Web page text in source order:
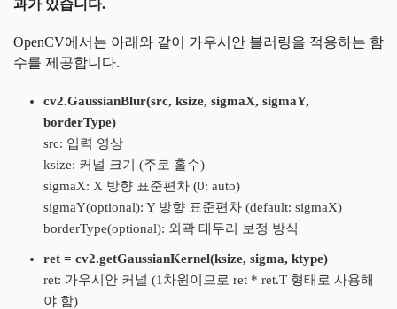
과가 있습니다.
OpenCV에서는 아래와 같이 가우시안 블러링을 적용하는 함
수를 제공합니다.
cv2.GaussianBlur(src, ksize, sigmaX, sigmaY,
borderType)
src: 입력 영상
ksize: 커널 크기 (주로 홀수)
sigmaX: X 방향 표준편차 (0: auto)
sigmaY(optional): Y 방향 표준편차 (default: sigmaX)
borderType(optional): 외곽 테두리 보정 방식
ret = cv2.getGaussianKernel(ksize, sigma, ktype)
ret: 가우시안 커널 (1차원이므로 ret * ret.T 형태로 사용해
야 함)